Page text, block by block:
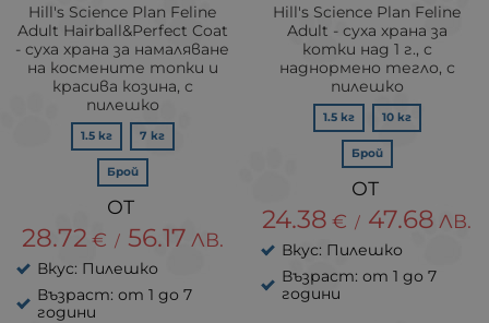
Hill's Science Plan Feline
Adult Hairball&Perfect Coat
- суха храна за намаляване
на космените топки и
красива козина, с
пилешко
1.5 кг 7 кг
Брой
28.72 € / 56.17 ЛВ.
Вкус: Пилешко
Възраст: от 1 до 7
години
Hill's Science Plan Feline
Adult - суха храна за
котки над 1 г., с
наднормено тегло, с
пилешко
1.5 кг 10 кг
Брой
24.38 € / 47.68 ЛВ.
Вкус: Пилешко
Възраст: от 1 до 7
години